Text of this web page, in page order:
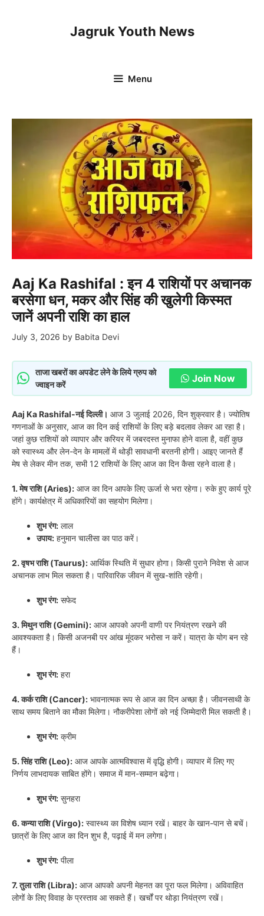
Jagruk Youth News
Menu
Aaj Ka Rashifal : इन 4 राशियों पर अचानक
बरसेगा धन, मकर और सिंह की खुलेगी किस्मत
जानें अपनी राशि का हाल
July 3, 2026 by Babita Devi
ताजा खबरों का अपडेट लेने के लिये ग्रुप को
ज्वाइन करें
Join Now
Aaj Ka Rashifal-नई दिल्ली। आज 3 जुलाई 2026, दिन शुक्रवार है। ज्योतिष
गणनाओं के अनुसार, आज का दिन कई राशियों के लिए बड़े बदलाव लेकर आ रहा है।
जहां कुछ राशियों को व्यापार और करियर में जबरदस्त मुनाफा होने वाला है, वहीं कुछ
को स्वास्थ्य और लेन-देन के मामलों में थोड़ी सावधानी बरतनी होगी। आइए जानते हैं
मेष से लेकर मीन तक, सभी 12 राशियों के लिए आज का दिन कैसा रहने वाला है।
1. मेष राशि (Aries): आज का दिन आपके लिए ऊर्जा से भरा रहेगा। रुके हुए कार्य पूरे
होंगे। कार्यक्षेत्र में अधिकारियों का सहयोग मिलेगा।
शुभ रंग: लाल
उपाय: हनुमान चालीसा का पाठ करें।
2. वृषभ राशि (Taurus): आर्थिक स्थिति में सुधार होगा। किसी पुराने निवेश से आज
अचानक लाभ मिल सकता है। पारिवारिक जीवन में सुख-शांति रहेगी।
शुभ रंग: सफेद
3. मिथुन राशि (Gemini): आज आपको अपनी वाणी पर नियंत्रण रखने की
आवश्यकता है। किसी अजनबी पर आंख मूंदकर भरोसा न करें। यात्रा के योग बन रहे
हैं।
शुभ रंग: हरा
4. कर्क राशि (Cancer): भावनात्मक रूप से आज का दिन अच्छा है। जीवनसाथी के
साथ समय बिताने का मौका मिलेगा। नौकरीपेशा लोगों को नई जिम्मेदारी मिल सकती है।
शुभ रंग: क्रीम
5. सिंह राशि (Leo): आज आपके आत्मविश्वास में वृद्धि होगी। व्यापार में लिए गए
निर्णय लाभदायक साबित होंगे। समाज में मान-सम्मान बढ़ेगा।
शुभ रंग: सुनहरा
6. कन्या राशि (Virgo): स्वास्थ्य का विशेष ध्यान रखें। बाहर के खान-पान से बचें।
छात्रों के लिए आज का दिन शुभ है, पढ़ाई में मन लगेगा।
शुभ रंग: पीला
7. तुला राशि (Libra): आज आपको अपनी मेहनत का पूरा फल मिलेगा। अविवाहित
लोगों के लिए विवाह के प्रस्ताव आ सकते हैं। खर्चों पर थोड़ा नियंत्रण रखें।